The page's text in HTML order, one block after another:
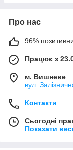
Про нас
96%
Працює з
м. Вишневе
вул.
Контакти
Сьогодні
Показати